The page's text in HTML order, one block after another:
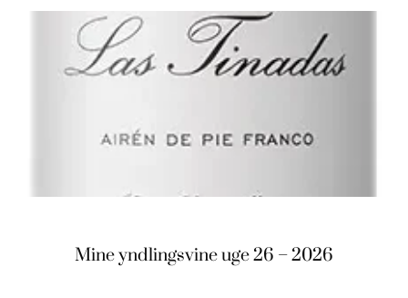
Mine yndlingsvine uge 26 – 2026